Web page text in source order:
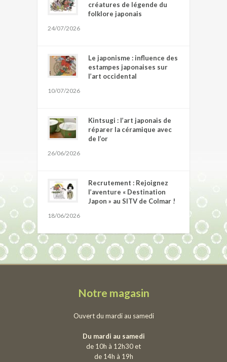
créatures de légende du
folklore japonais
24/07/2026
Le japonisme : influence des
estampes japonaises sur
l’art occidental
10/07/2026
Kintsugi : l’art japonais de
réparer la céramique avec
de l’or
26/06/2026
Recrutement : Rejoignez
l’aventure « Destination
Japon » au SITV de Colmar !
18/06/2026
Notre magasin
Ouvert du mardi au samedi
Du mardi au samedi
de 10h à 12h30 et
de 14h à 19h